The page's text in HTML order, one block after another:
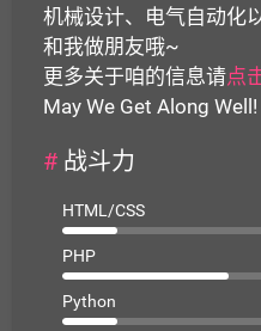
机械设计、电气自动化
和我做朋友哦~
更多关于咱的信息请点
May We Get Along Well!
# 战斗力
HTML/CSS
PHP
Python